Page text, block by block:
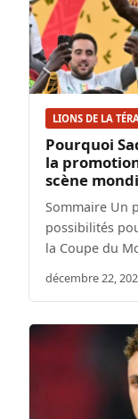
LIONS DE LA
Pourquoi
la
scène
Sommaire Un
possibilités
la Coupe du
décembre 22,